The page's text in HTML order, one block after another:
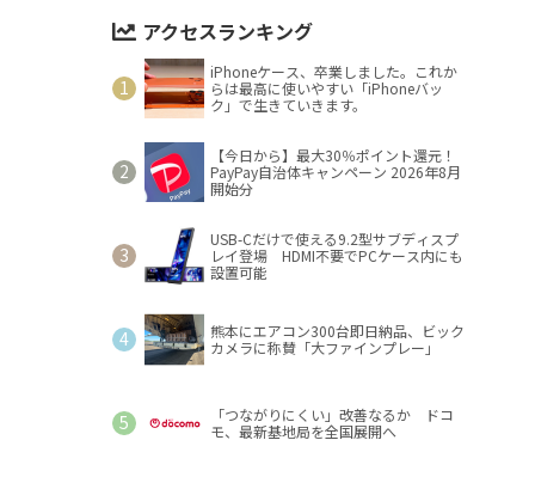
アクセスランキング
iPhoneケース、卒業しました。これか
らは最高に使いやすい「iPhoneバッ
ク」で生きていきます。
【今日から】最大30％ポイント還元！
PayPay自治体キャンペーン 2026年8月
開始分
USB-Cだけで使える9.2型サブディスプ
レイ登場 HDMI不要でPCケース内にも
設置可能
熊本にエアコン300台即日納品、ビック
カメラに称賛「大ファインプレー」
「つながりにくい」改善なるか ドコ
モ、最新基地局を全国展開へ